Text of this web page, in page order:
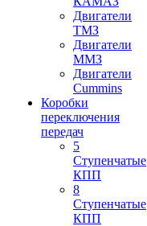
Двигатели
ТМЗ
Двигатели
ММЗ
Двигатели
Cummins
Коробки
переключения
передач
5
Ступенчатые
КПП
8
Ступенчатые
КПП